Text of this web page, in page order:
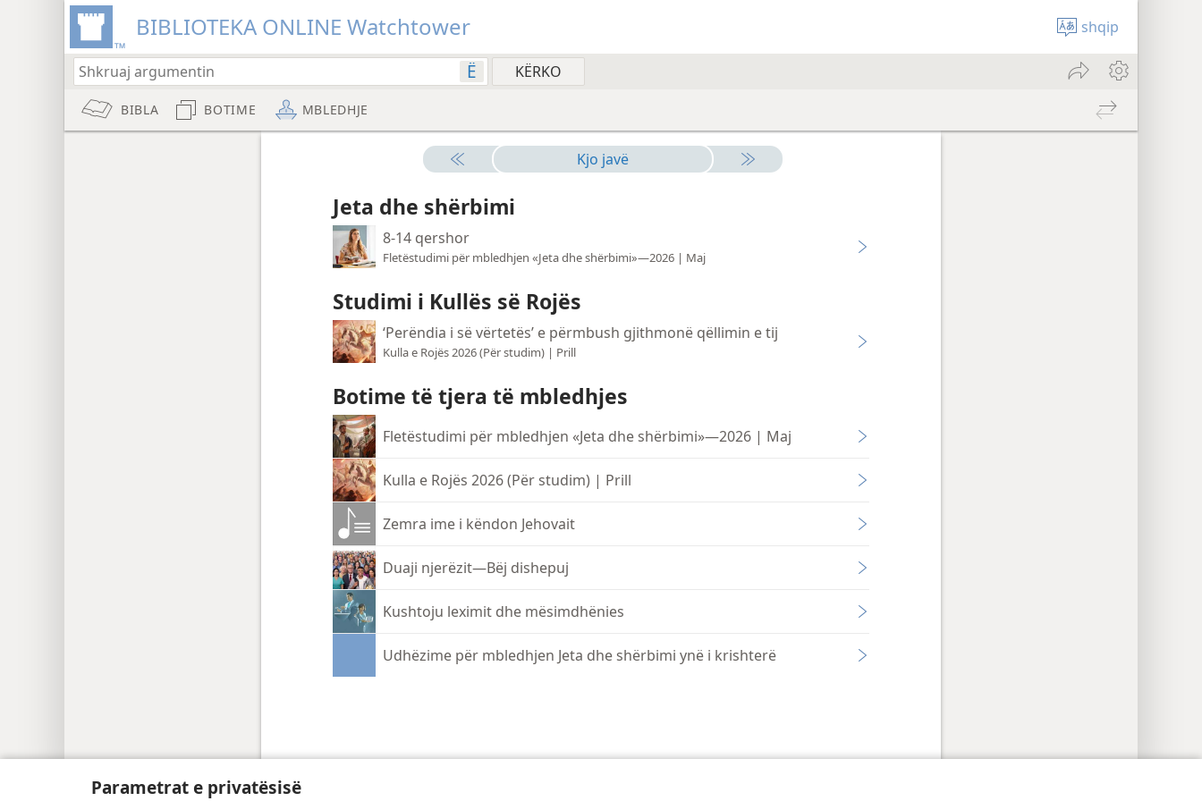
Parametrat e privatësisë
BIBLIOTEKA ONLINE Watchtower shqip
Ë
BIBLA BOTIME MBLEDHJE
Kjo javë
Jeta dhe shërbimi
8-14 qershor
Fletëstudimi për mbledhjen «Jeta dhe shërbimi»—2026 | Maj
Studimi i Kullës së Rojës
‘Perëndia i së vërtetës’ e përmbush gjithmonë qëllimin e tij
Kulla e Rojës 2026 (Për studim) | Prill
Botime të tjera të mbledhjes
Fletëstudimi për mbledhjen «Jeta dhe shërbimi»—2026 | Maj
Kulla e Rojës 2026 (Për studim) | Prill
Zemra ime i këndon Jehovait
Duaji njerëzit—Bëj dishepuj
Kushtoju leximit dhe mësimdhënies
Udhëzime për mbledhjen Jeta dhe shërbimi ynë i krishterë